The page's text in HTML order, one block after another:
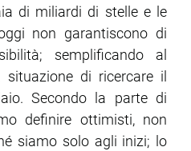
di miliardi di stelle e le
non garantiscono di
semplificando al
di ricercare il
Secondo la parte di
definire ottimisti, non
siamo solo agli inizi; lo